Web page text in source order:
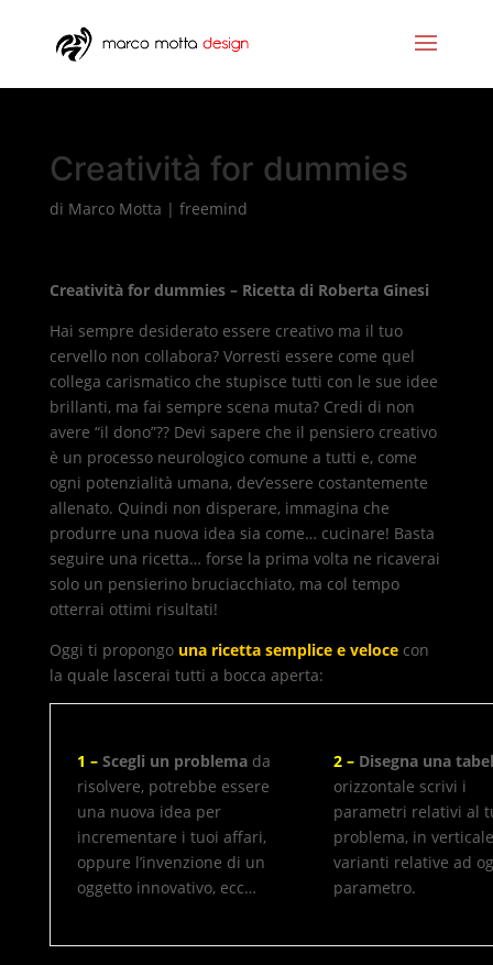
Creatività for dummies
di Marco Motta | freemind
Creatività for dummies – Ricetta di Roberta Ginesi
Hai sempre desiderato essere creativo ma il tuo
cervello non collabora? Vorresti essere come quel
collega carismatico che stupisce tutti con le sue idee
brillanti, ma fai sempre scena muta? Credi di non
avere “il dono”?? Devi sapere che il pensiero creativo
è un processo neurologico comune a tutti e, come
ogni potenzialità umana, dev’essere costantemente
allenato. Quindi non disperare, immagina che
produrre una nuova idea sia come… cucinare! Basta
seguire una ricetta… forse la prima volta ne ricaverai
solo un pensierino bruciacchiato, ma col tempo
otterrai ottimi risultati!
Oggi ti propongo una ricetta semplice e velocecon
la quale lascerai tutti a bocca aperta:
1 –Scegli un problemada
risolvere, potrebbe essere
una nuova idea per
incrementare i tuoi affari,
oppure l’invenzione di un
oggetto innovativo, ecc…
2 – Disegna una
orizzontale scrivi i
parametri relativi al
problema, in
varianti relative ad
parametro.